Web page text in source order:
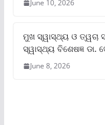
June 10, 2026
ମୁଖ ସ୍ୱାସ୍ଥ୍ୟ ଓ ତ୍ୱଚା
ସ୍ୱାସ୍ଥ୍ୟ ବିଶେଷଜ୍ଞ
June 8, 2026